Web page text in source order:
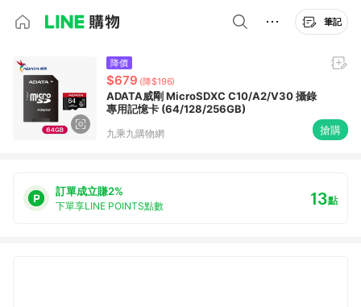
筆記
降價
$679 (降$196)
ADATA威剛 MicroSDXC C10/A2/V30 攝錄
專用記憶卡 (64/128/256GB)
九乘九購物網 搶購
訂單成立賺2%
下單享LINE POINTS點數 13點